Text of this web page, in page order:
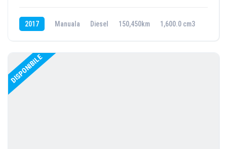
2017 Manuala Diesel 150,450km 1,600.0 cm3
DISPONIBILE